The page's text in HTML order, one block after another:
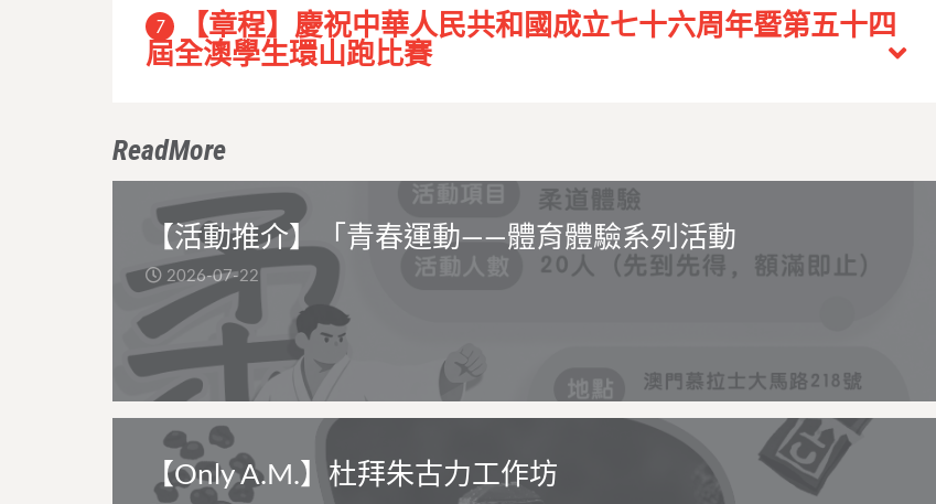
7
【章程】慶祝中華人民共和國成立七十六周年暨第五十四
屆全澳學生環山跑比賽
ReadMore
【活動推介】「青春運動——體育體驗系列活動
2026-07-22
【Only A.M.】杜拜朱古力工作坊